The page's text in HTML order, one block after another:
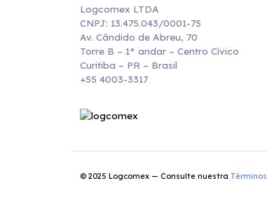
Logcomex LTDA
CNPJ: 13.475.043/0001-75
Av. Cândido de Abreu, 70
Torre B – 1° andar – Centro Cívico
Curitiba – PR – Brasil
+55 4003-3317
© 2025 Logcomex — Consulte nuestra Términos